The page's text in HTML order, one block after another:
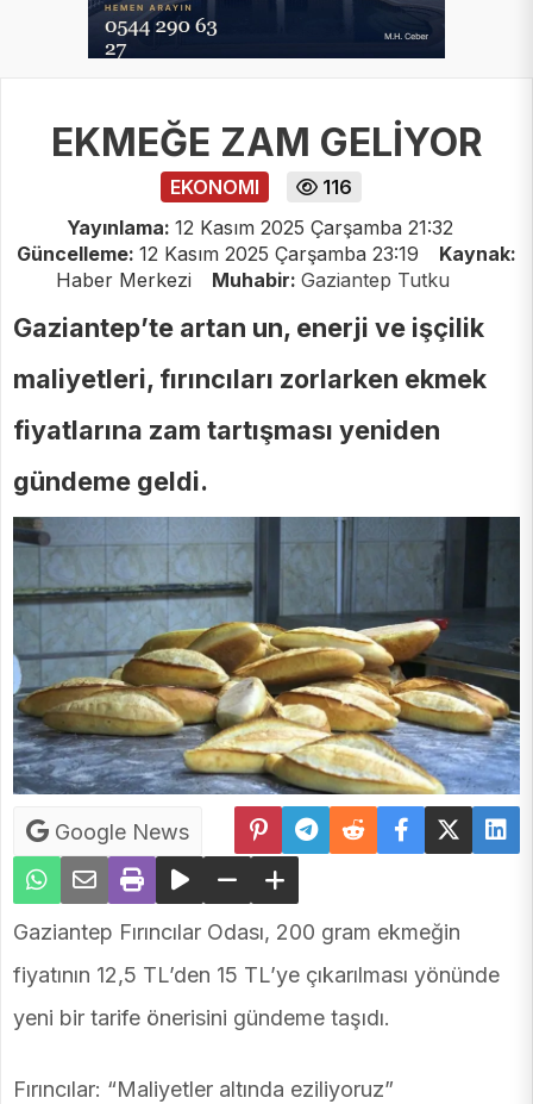
EKMEĞE ZAM GELİYOR
EKONOMI
116
Yayınlama: 12 Kasım 2025 Çarşamba 21:32
Güncelleme: 12 Kasım 2025 Çarşamba 23:19
Kaynak:
Haber Merkezi
Muhabir: Gaziantep Tutku
Gaziantep’te artan un, enerji ve işçilik
maliyetleri, fırıncıları zorlarken ekmek
fiyatlarına zam tartışması yeniden
gündeme geldi.
Google News
Gaziantep Fırıncılar Odası, 200 gram ekmeğin
fiyatının 12,5 TL’den 15 TL’ye çıkarılması yönünde
yeni bir tarife önerisini gündeme taşıdı.
Fırıncılar: “Maliyetler altında eziliyoruz”